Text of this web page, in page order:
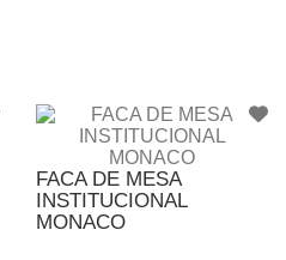
FACA DE MESA
INSTITUCIONAL
MONACO